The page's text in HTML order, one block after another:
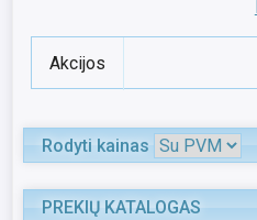
Akcijos
Rodyti kainas
PREKIŲ KATALOGAS